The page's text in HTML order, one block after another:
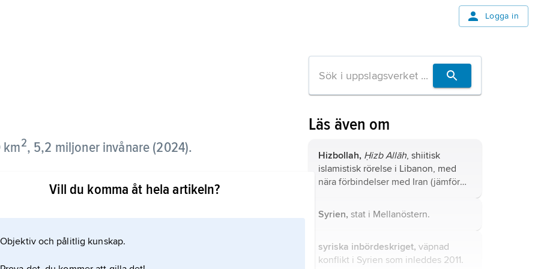
Logga in
km2, 5,2 miljoner invånare (2024).
i söder till Israel samt har kust mot Medelhavet
Vill du komma åt hela artikeln?
Objektiv och pålitlig kunskap.
Läs även om
Hizbollah, Ḥizb Allāh, shiitisk
islamistisk rörelse i Libanon, med
nära förbindelser med Iran (jämför
Syrien, stat i Mellanöstern.
syriska inbördeskriget, väpnad
konflikt i Syrien som inleddes 2011.